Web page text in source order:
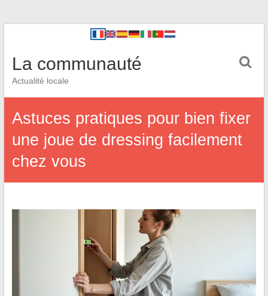
La communauté
Actualité locale
Astuces pratiques pour bien fixer
une joue de dressing facilement
chez vous